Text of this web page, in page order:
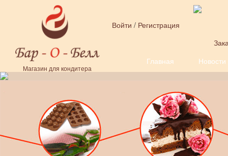
Перейти к основному содержанию
Магазин для кондитера
Войти / Регистрация
Главная
Новости
Форма поиска